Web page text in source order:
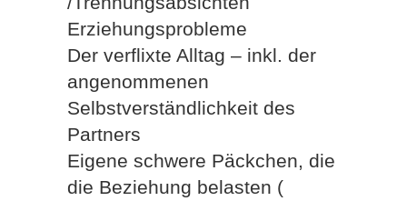
Erziehungsprobleme
Der verflixte Alltag – inkl. der
angenommenen
Selbstverständlichkeit des
Partners
Eigene schwere Päckchen, die
die Beziehung belasten (